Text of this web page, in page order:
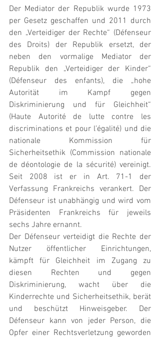
Der Mediator der Republik wurde 1973
per Gesetz geschaffen und 2011 durch
den „Verteidiger der Rechte“ (Défenseur
des Droits) der Republik ersetzt, der
neben den vormalige Mediator der
Republik den „Verteidiger der Kinder“
(Défenseur des enfants), die „hohe
Autorität im Kampf gegen
Diskriminierung und für Gleichheit“
(Haute Autorité de lutte contre les
discriminations et pour l’égalité) und die
nationale Kommission für
Sicherheitsethik (Commission nationale
de déontologie de la sécurité) vereinigt.
Seit 2008 ist er in Art. 71-1 der
Verfassung Frankreichs verankert. Der
Défenseur ist unabhängig und wird vom
Präsidenten Frankreichs für jeweils
sechs Jahre ernannt.
Der Défenseur verteidigt die Rechte der
Nutzer öffentlicher Einrichtungen,
kämpft für Gleichheit im Zugang zu
diesen Rechten und gegen
Diskriminierung, wacht über die
Kinderrechte und Sicherheitsethik, berät
und beschützt Hinweisgeber. Der
Défenseur kann von jeder Person, die
Opfer einer Rechtsverletzung geworden